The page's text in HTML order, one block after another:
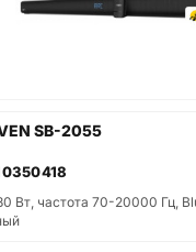
SB-2055
Вт, частота 70-20000 Гц,